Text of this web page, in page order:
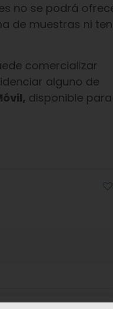
no se podrá
de muestras ni
comercializar
alguno de
disponible para